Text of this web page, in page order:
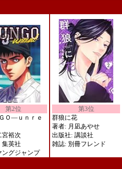
第2位
Ｏ―ｕｎｒｅ
宮裕次
集英社
ングジャンプ
第3位
群狼に花
著者: 月凪あやせ
出版社: 講談社
雑誌: 別冊フレンド